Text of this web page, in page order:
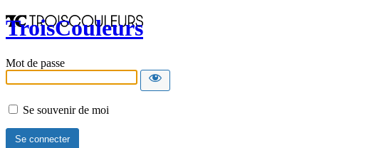
TroisCouleurs
Mot de passe
Se souvenir de moi